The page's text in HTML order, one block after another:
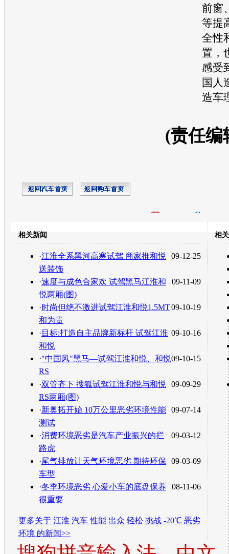
前窗
等提
全性
置，
感受
国人
造车
(责任编
转发至：
相关新闻
09-12-25
·江淮全系黑河高寒试驾 商家推和悦
送装饰
09-11-09
·速度与成色合家欢 试驾黑马江淮和
悦两厢(图)
09-10-19
·时尚但绝不激进试驾江淮和悦1.5MT
和为贵
09-10-16
· 目标:打造自主品牌新标杆 试驾江淮
和悦
09-10-15
·"中国风"黑马—试驾江淮和悦、和悦
RS
09-09-29
·双管齐下 搜狐试驾江淮和悦与和悦
RS两厢(图)
09-07-14
·新奥拓开始 10万公里恶劣环境性能
测试
09-03-12
·消费环境恶劣是汽车产业振兴的拦
路虎
09-03-09
·尾气排放让天气环境恶劣 期待环保
车型
08-11-06
·冬季环境恶劣 心爱小车的底盘保养
很重要
更多关于 江淮 汽车 性能 出众 轻松 挑战 -20℃ 恶劣
环境 的新闻>>
相